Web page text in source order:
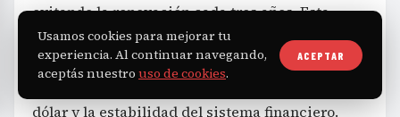
evitando la renovación cada tres años. Esta
ampliación brinda certeza hasta 2031,
despejando las dudas sobre vencimientos
cercanos que podrían afectar la cotización del
dólar y la estabilidad del sistema financiero.
Usamos cookies para mejorar tu
experiencia. Al continuar navegando,
aceptás nuestro uso de cookies.
ACEPTAR